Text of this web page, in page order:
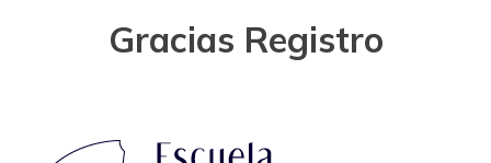
Gracias Registro